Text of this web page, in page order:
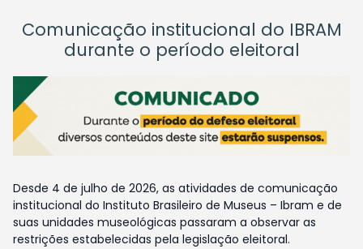
Comunicação institucional do IBRAM
durante o período eleitoral
Desde 4 de julho de 2026, as atividades de comunicação
institucional do Instituto Brasileiro de Museus – Ibram e de
suas unidades museológicas passaram a observar as
restrições estabelecidas pela legislação eleitoral.